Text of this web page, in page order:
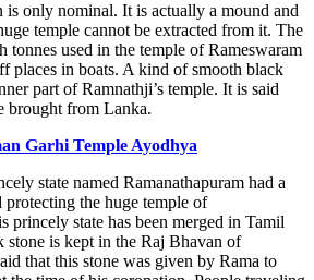
is only nominal. It is actually a mound and
temple cannot be extracted from it. The
tonnes used in the temple of Rameswaram
places in boats. A kind of smooth black
part of Ramnathji’s temple. It is said
brought from Lanka.
Garhi Temple Ayodhya
state named Ramanathapuram had a
the huge temple of
princely state has been merged in Tamil
stone is kept in the Raj Bhavan of
that this stone was given by Rama to